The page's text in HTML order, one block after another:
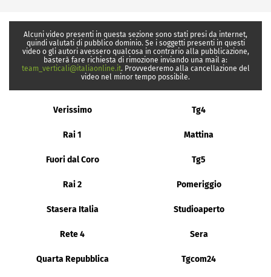
Alcuni video presenti in questa sezione sono stati presi da internet,
quindi valutati di pubblico dominio. Se i soggetti presenti in questi
video o gli autori avessero qualcosa in contrario alla pubblicazione,
basterà fare richiesta di rimozione inviando una mail a:
team_verticali@italiaonline.it. Provvederemo alla cancellazione del
video nel minor tempo possibile.
Verissimo Tg4
Rai 1 Mattina
Fuori dal Coro Tg5
Rai 2 Pomeriggio
Stasera Italia Studioaperto
Rete 4 Sera
Quarta Repubblica Tgcom24